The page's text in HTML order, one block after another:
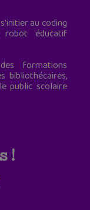
au coding
éducatif
formations
bibliothécaires,
public scolaire
!